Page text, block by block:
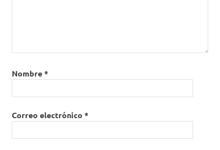
Nombre*
Correo electrónico *